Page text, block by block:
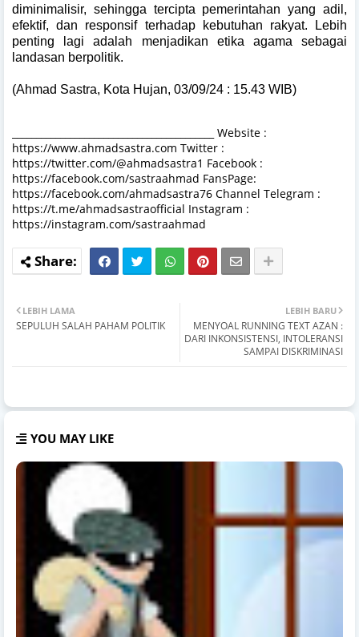
diminimalisir, sehingga tercipta pemerintahan yang adil,
efektif, dan responsif terhadap kebutuhan rakyat. Lebih
penting lagi adalah menjadikan etika agama sebagai
landasan berpolitik.
(Ahmad Sastra, Kota Hujan, 03/09/24 : 15.43 WIB)
__________________________________________ Website :
https://www.ahmadsastra.com Twitter :
https://twitter.com/@ahmadsastra1 Facebook :
https://facebook.com/sastraahmad FansPage:
https://facebook.com/ahmadsastra76 Channel Telegram :
https://t.me/ahmadsastraofficial Instagram :
https://instagram.com/sastraahmad
LEBIH BARU
MENYOAL RUNNING TEXT AZAN :
DARI INKONSISTENSI, INTOLERANSI
SAMPAI DISKRIMINASI
LEBIH LAMA
SEPULUH SALAH PAHAM POLITIK
YOU MAY LIKE